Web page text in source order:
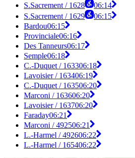
S.Sacrement / 1628
06:14
S.Sacrement / 1629
06:15
Bardou06:15
Provinciale06:16
Des Tanneurs06:17
Semple06:18
C.-Duquet / 163306:18
Lavoisier / 163406:19
C.-Duquet / 163506:20
Marconi / 163606:20
Lavoisier / 163706:20
Faraday06:21
Marconi / 492506:21
L.-Harmel / 492606:22
L.-Harmel / 165406:22